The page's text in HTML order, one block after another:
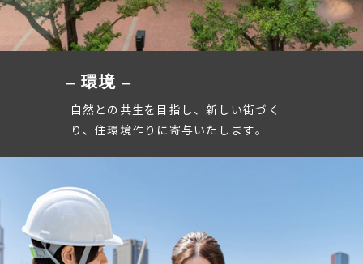
– 環境 –
自然との共生を目指し、新しい街づく
り、住環境作りに寄与いたします。